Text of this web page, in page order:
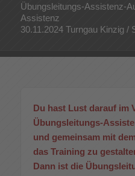
Übungsleitungs-Assistenz-
Assistenz
30.11.2024 Turngau Kinzig /
Du hast Lust darauf im
Übungsleitungs-
und gemeinsam mit
das Training zu
Dann ist die